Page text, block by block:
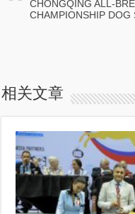
CHONGQING ALL-
CHAMPIONSHIP DOG
相关文章